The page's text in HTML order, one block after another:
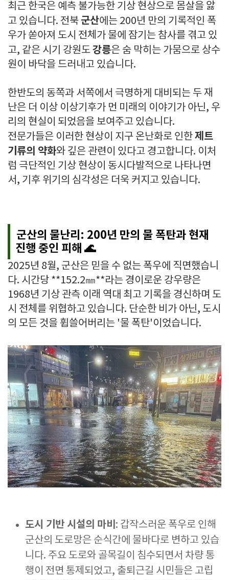
최근 한국은 예측 불가능한 기상 현상으로 몸살을 앓
고 있습니다. 전북 군산에는 200년 만의 기록적인 폭
우가 쏟아져 도시 전체가 물에 잠기는 참사를 겪고 있
고, 같은 시기 강원도강릉은 숨 막히는 가뭄으로 상수
원이 바닥을 드러내고 있습니다.
한반도의 동쪽과 서쪽에서 극명하게 대비되는 두 재
난은 더 이상 이상기후가 먼 미래의 이야기가 아닌, 우
리의 현실이 되었음을 보여주고 있습니다.
전문가들은 이러한 현상이 지구 온난화로 인한제트
기류의 약화와 깊은 관련이 있다고 경고합니다. 이처
럼 극단적인 기상 현상이 동시다발적으로 나타나면
서, 기후 위기의 심각성은 더욱 커지고 있습니다.
군산의 물난리: 200년 만의 물 폭탄과 현재
진행 중인 피해 🌊
2025년 8월, 군산은 믿을 수 없는 폭우에 직면했습니
다. 시간당 **152.2㎜**라는 경이로운 강우량은
1968년 기상 관측 이래 역대 최고 기록을 경신하며 도
시 전체를 위협하고 있습니다. 단순한 비가 아닌, 도시
의 모든 것을 휩쓸어버리는 '물 폭탄'이었습니다.
도시 기반 시설의 마비 : 갑작스러운 폭우로 인해
군산의 도로망은 순식간에 물바다로 변하고 있습
니다. 주요 도로와 골목길이 침수되면서 차량 통
행이 전면 통제되었고, 출퇴근길 시민들은 고립